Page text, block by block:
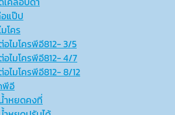
แป๊ป
โคร
อไมโครพีอี812- 3/5
อไมโครพีอี812- 4/7
อไมโครพีอี812- 8/12
พีอี
ำหยดคงที่